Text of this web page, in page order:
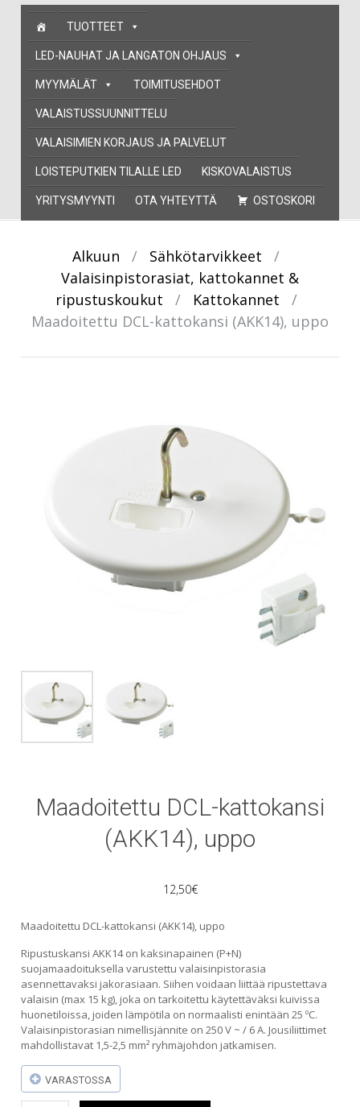
Skip
content
TUOTTEET
LED-NAUHAT JA LANGATON OHJAUS
MYYMÄLÄT TOIMITUSEHDOT
VALAISTUSSUUNNITTELU
VALAISIMIEN KORJAUS JA PALVELUT
LOISTEPUTKIEN TILALLE LED KISKOVALAISTUS
YRITYSMYYNTI OTA YHTEYTTÄ OSTOSKORI
Alkuun / Sähkötarvikkeet
/
Valaisinpistorasiat, kattokannet &
ripustuskoukut
/ Kattokannet
/
Maadoitettu DCL-kattokansi (AKK14), uppo
Maadoitettu DCL-kattokansi
(AKK14), uppo
12,50€
Maadoitettu DCL-kattokansi (AKK14), uppo
Ripustuskansi AKK14 on kaksinapainen (P+N)
suojamaadoituksella varustettu valaisinpistorasia
asennettavaksi jakorasiaan. Siihen voidaan liittää ripustettava
valaisin (max 15 kg), joka on tarkoitettu käytettäväksi kuivissa
huonetiloissa, joiden lämpötila on normaalisti enintään 25 ºC.
Valaisinpistorasian nimellisjännite on 250 V ~ / 6 A. Jousiliittimet
mahdollistavat 1,5-2,5 mm² ryhmäjohdon jatkamisen.
VARASTOSSA